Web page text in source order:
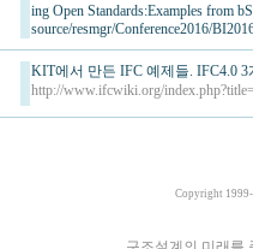
ing Open Standards:Examples from
source/resmgr/Conference2016/
KIT에서 만든 IFC 예제들. IFC4.0
http://www.ifcwiki.org/
Copyright